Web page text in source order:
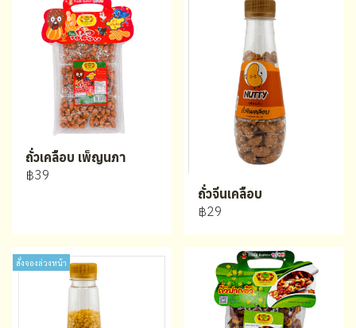
ถั่วเคลือบ เพ็ญนภา
฿39
ถั่วจีนเคลือบ
฿29
สั่งจองล่วงหน้า